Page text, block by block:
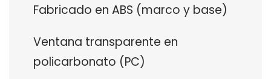
Fabricado en ABS (marco y base)
Ventana transparente en
policarbonato (PC)